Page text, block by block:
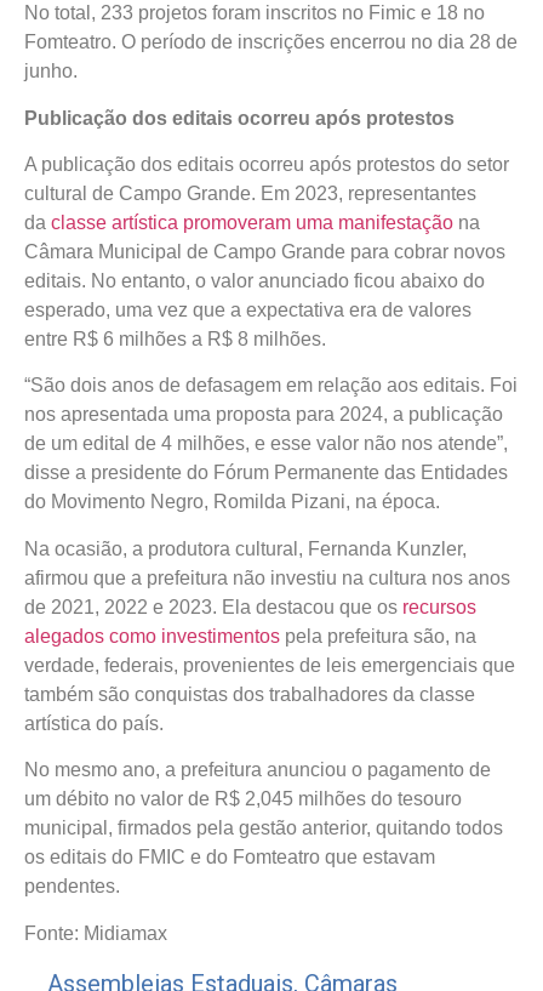
No total, 233 projetos foram inscritos no Fimic e 18 no
Fomteatro. O período de inscrições encerrou no dia 28 de
junho.
Publicação dos editais ocorreu após protestos
A publicação dos editais ocorreu após protestos do setor
cultural de Campo Grande. Em 2023, representantes
da classe artística promoveram uma manifestação na
Câmara Municipal de Campo Grande para cobrar novos
editais. No entanto, o valor anunciado ficou abaixo do
esperado, uma vez que a expectativa era de valores
entre R$ 6 milhões a R$ 8 milhões.
“São dois anos de defasagem em relação aos editais. Foi
nos apresentada uma proposta para 2024, a publicação
de um edital de 4 milhões, e esse valor não nos atende”,
disse a presidente do Fórum Permanente das Entidades
do Movimento Negro, Romilda Pizani, na época.
Na ocasião, a produtora cultural, Fernanda Kunzler,
afirmou que a prefeitura não investiu na cultura nos anos
de 2021, 2022 e 2023. Ela destacou que os recursos
alegados como investimentos pela prefeitura são, na
verdade, federais, provenientes de leis emergenciais que
também são conquistas dos trabalhadores da classe
artística do país.
No mesmo ano, a prefeitura anunciou o pagamento de
um débito no valor de R$ 2,045 milhões do tesouro
municipal, firmados pela gestão anterior, quitando todos
os editais do FMIC e do Fomteatro que estavam
pendentes.
Fonte: Midiamax
Assembleias Estaduais, Câmaras